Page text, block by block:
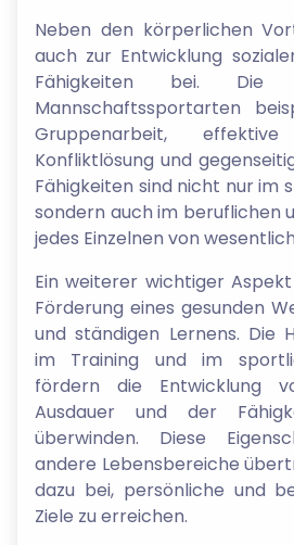
Neben den körperlichen
auch zur Entwicklung
Fähigkeiten bei. Die
Mannschaftssportarten
Gruppenarbeit, effektive
Konfliktlösung und
Fähigkeiten sind nicht nur im
sondern auch im beruflichen
jedes Einzelnen von
Ein weiterer wichtiger
Förderung eines gesunden
und ständigen Lernens. Die
im Training und im
fördern die Entwicklung
Ausdauer und der
überwinden. Diese
andere Lebensbereiche
dazu bei, persönliche und
Ziele zu erreichen.